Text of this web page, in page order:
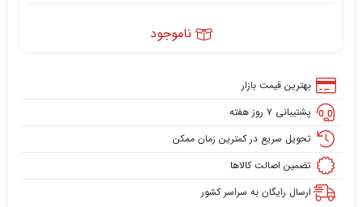
ناموجود
بهترین قیمت بازار
پشتیبانی ۷ روز هفته
تحویل سریع در کمترین زمان ممکن
تضمین اصالت کالاها
ارسال رایگان به سراسر کشور